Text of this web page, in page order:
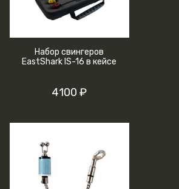
Набор свингеров
EastShark IS-16 в кейсе
4100 ₽